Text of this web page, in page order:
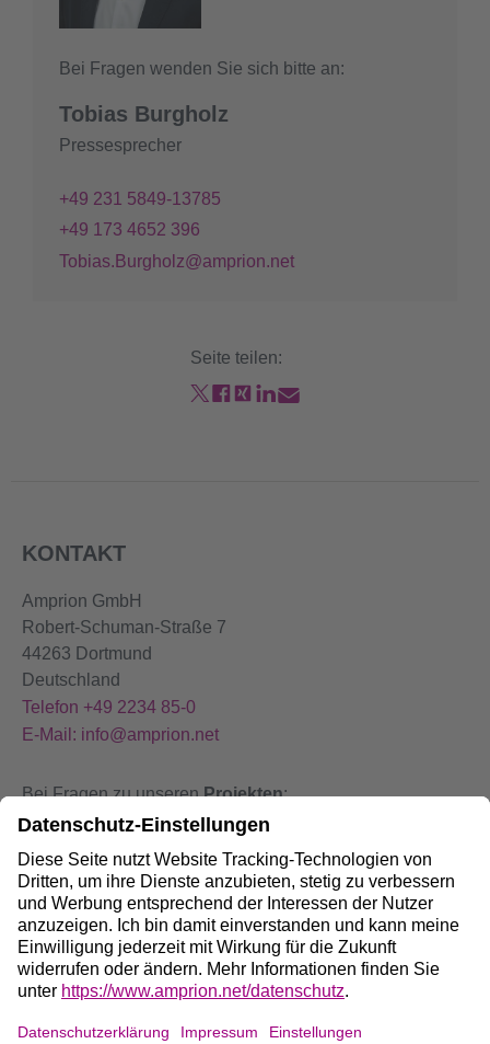
Bei Fragen wenden Sie sich bitte an:
Tobias Burgholz
Pressesprecher
+49 231 5849-13785
+49 173 4652 396
Tobias.Burgholz@amprion.net
Seite teilen:
KONTAKT
Amprion GmbH
Robert-Schuman-Straße 7
44263 Dortmund
Deutschland
Telefon +49 2234 85-0
E-Mail: info@amprion.net
Bei Fragen zu unserenProjekten:
+49 800 584 9000
BeiStörungen an unseren Anlagen:
+49 800 490 4000
Social Media: